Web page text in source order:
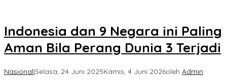
Indonesia dan 9 Negara ini Paling
Aman Bila Perang Dunia 3 Terjadi
Nasional|Selasa, 24 Juni 2025Kamis, 4 Juni 2026oleh Admin